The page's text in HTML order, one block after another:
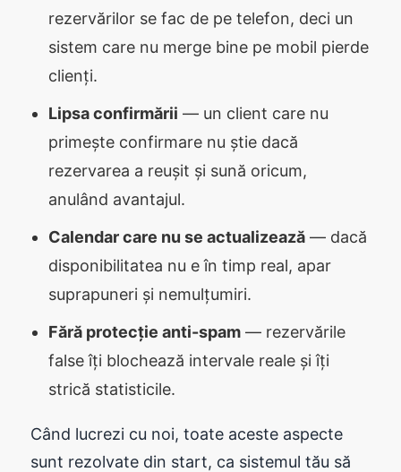
rezervărilor se fac de pe telefon, deci un
sistem care nu merge bine pe mobil pierde
clienți.
Lipsa confirmării — un client care nu
primește confirmare nu știe dacă
rezervarea a reușit și sună oricum,
anulând avantajul.
Calendar care nu se actualizează— dacă
disponibilitatea nu e în timp real, apar
suprapuneri și nemulțumiri.
Fără protecție anti-spam— rezervările
false îți blochează intervale reale și îți
strică statisticile.
Când lucrezi cu noi, toate aceste aspecte
sunt rezolvate din start, ca sistemul tău să